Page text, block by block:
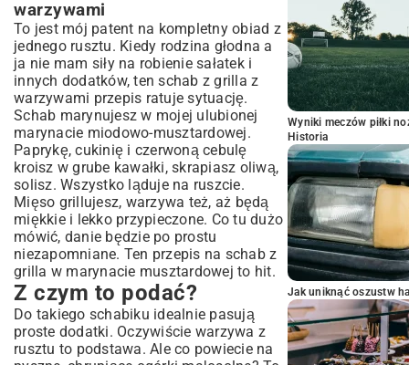
warzywami
To jest mój patent na kompletny obiad z
jednego rusztu. Kiedy rodzina głodna a
ja nie mam siły na robienie sałatek i
innych dodatków, ten schab z grilla z
warzywami przepis ratuje sytuację.
Schab marynujesz w mojej ulubionej
marynacie miodowo-musztardowej.
Paprykę, cukinię i czerwoną cebulę
kroisz w grube kawałki, skrapiasz oliwą,
solisz. Wszystko ląduje na ruszcie.
Mięso grillujesz, warzywa też, aż będą
miękkie i lekko przypieczone. Co tu dużo
mówić, danie będzie po prostu
niezapomniane. Ten przepis na schab z
grilla w marynacie musztardowej to hit.
Z czym to podać?
Do takiego schabiku idealnie pasują
proste dodatki. Oczywiście warzywa z
rusztu to podstawa. Ale co powiecie na
Wyniki meczów piłki
Historia
Jak uniknąć oszustw